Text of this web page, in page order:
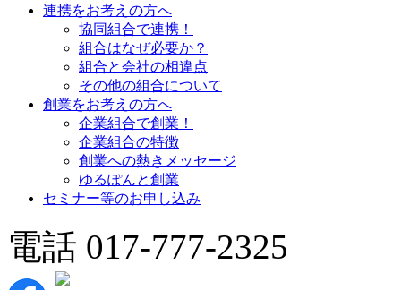
連携をお考えの方へ
協同組合で連携！
組合はなぜ必要か？
組合と会社の相違点
その他の組合について
創業をお考えの方へ
企業組合で創業！
企業組合の特徴
創業への熱きメッセージ
ゆるぽんと創業
セミナー等のお申し込み
電話 017-777-2325